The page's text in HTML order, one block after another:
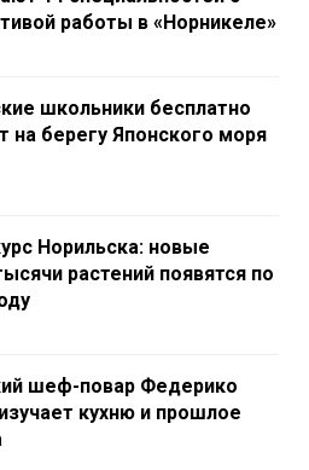
работы в «Норникеле»
школьники бесплатно
на берегу Японского моря
Норильска: новые
растений появятся по
шеф-повар Федерико
кухню и прошлое